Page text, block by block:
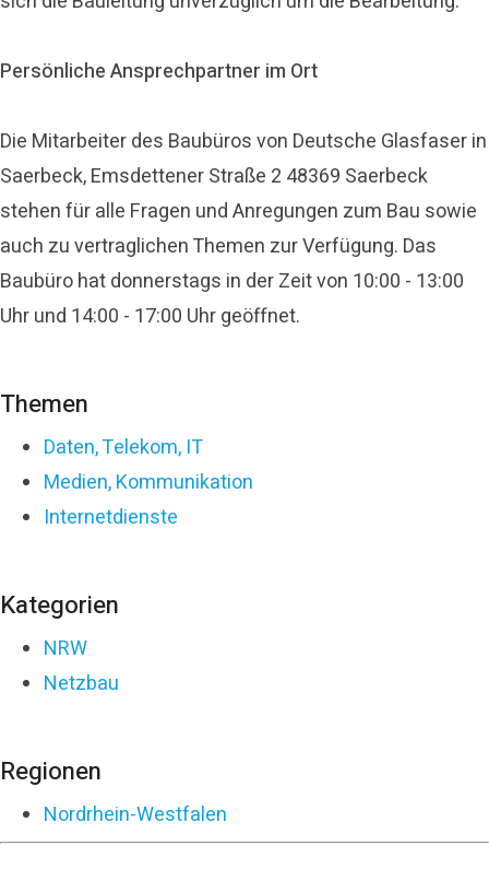
Persönliche Ansprechpartner im Ort
Die Mitarbeiter des Baubüros von Deutsche Glasfaser in
Saerbeck, Emsdettener Straße 2 48369 Saerbeck
stehen für alle Fragen und Anregungen zum Bau sowie
auch zu vertraglichen Themen zur Verfügung. Das
Baubüro hat donnerstags in der Zeit von 10:00 - 13:00
Uhr und 14:00 - 17:00 Uhr geöffnet.
Themen
Daten, Telekom, IT
Medien, Kommunikation
Internetdienste
Kategorien
NRW
Netzbau
Regionen
Nordrhein-Westfalen